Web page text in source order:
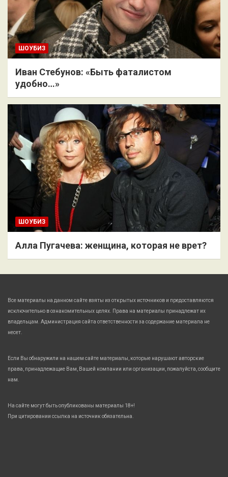
ШОУБИЗ
Иван Стебунов: «Быть фаталистом
удобно…»
ШОУБИЗ
Алла Пугачева: женщина, которая не врет?
Все материалы на данном сайте взяты из открытых источников и предоставляются
исключительно в ознакомительных целях. Права на материалы принадлежат их
владельцам. Администрация сайта ответственности за содержание материала не
несет.
Если Вы обнаружили на нашем сайте материалы, которые нарушают авторские
права, принадлежащие Вам, Вашей компании или организации, пожалуйста, сообщите
нам.
На сайте могут быть опубликованы материалы 18+!
При цитировании ссылка на источник обязательна.